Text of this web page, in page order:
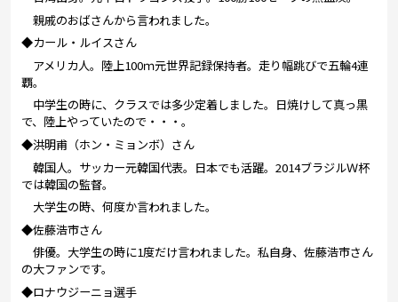
親戚のおばさんから言われました。
◆カール・ルイスさん
アメリカ人。陸上100ｍ元世界記録保持者。走り幅跳びで五輪4連
覇。
中学生の時に、クラスでは多少定着しました。日焼けして真っ黒
で、陸上やっていたので・・・。
◆洪明甫（ホン・ミョンボ）さん
韓国人。サッカー元韓国代表。日本でも活躍。2014ブラジルＷ杯
では韓国の監督。
大学生の時、何度か言われました。
◆佐藤浩市さん
俳優。大学生の時に1度だけ言われました。私自身、佐藤浩市さん
の大ファンです。
◆ロナウジーニョ選手